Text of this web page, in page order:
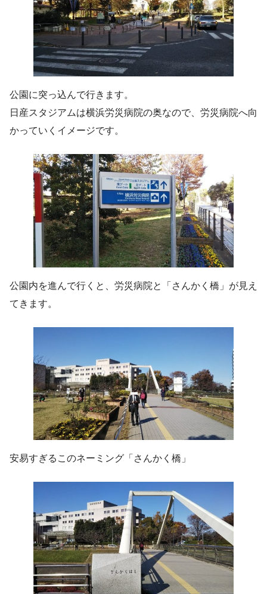
公園に突っ込んで行きます。
日産スタジアムは横浜労災病院の奥なので、労災病院へ向
かっていくイメージです。
公園内を進んで行くと、労災病院と「さんかく橋」が見え
てきます。
安易すぎるこのネーミング「さんかく橋」